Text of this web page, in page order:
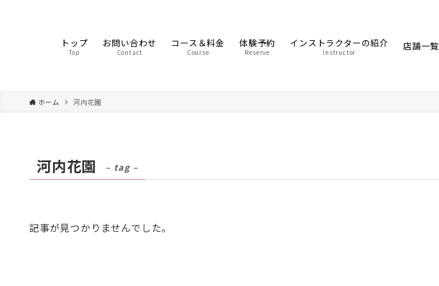
トップ
Top
お問い合わせ
Contact
コース＆料金
Course
体験予約
Reserve
インストラクターの紹介
Instructor
店舗一覧
ホーム 河内花園
河内花園 – tag –
記事が見つかりませんでした。